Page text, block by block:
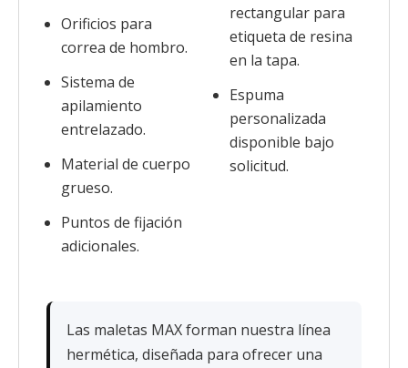
Orificios para
correa de hombro.
Sistema de
apilamiento
entrelazado.
Material de cuerpo
grueso.
Puntos de fijación
adicionales.
rectangular para
etiqueta de resina
en la tapa.
Espuma
personalizada
disponible bajo
solicitud.
Las maletas MAX forman nuestra línea
hermética, diseñada para ofrecer una